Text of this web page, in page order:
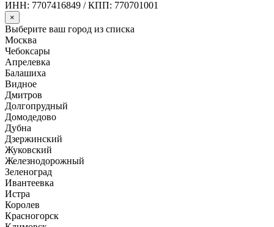
ИНН: 7707416849 / КПП: 770701001
×
Выберите ваш город из списка
Москва
Чебоксары
Апрелевка
Балашиха
Видное
Дмитров
Долгопрудный
Домодедово
Дубна
Дзержинский
Жуковский
Железнодорожный
Зеленоград
Ивантеевка
Истра
Королев
Красногорск